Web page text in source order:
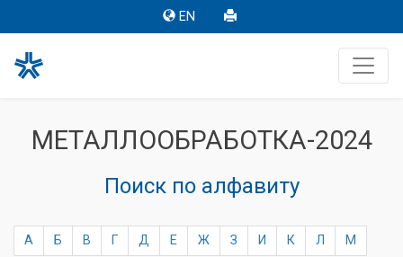
EN
МЕТАЛЛООБРАБОТКА-2024
Поиск по алфавиту
А Б В Г Д Е Ж З И К Л М